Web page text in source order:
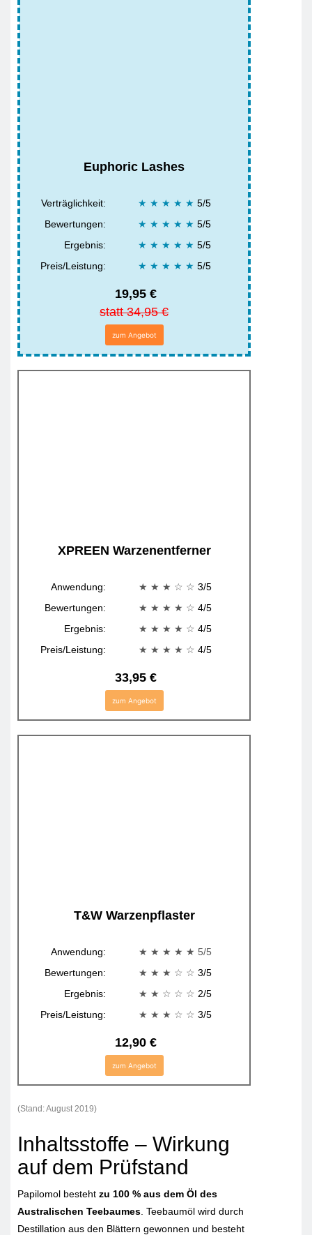
Euphoric Lashes
Verträglichkeit: ★ ★ ★ ★ ★ 5/5
Bewertungen:
★ ★ ★ ★ ★ 5/5
Ergebnis:
★ ★ ★ ★ ★ 5/5
Preis/Leistung:
★ ★ ★ ★ ★ 5/5
19,95 €
statt 34,95 €
zum Angebot
XPREEN Warzenentferner
Anwendung: ★ ★ ★ ☆ ☆ 3/5
Bewertungen:
★ ★ ★ ★ ☆ 4/5
Ergebnis:
★ ★ ★ ★ ☆ 4/5
Preis/Leistung:
★ ★ ★ ★ ☆ 4/5
33,95 €
zum Angebot
T&W Warzenpflaster
Anwendung:
★ ★ ★ ★ ★ 5/5
Bewertungen:
★ ★ ★ ☆ ☆ 3/5
Ergebnis:
★ ★ ☆ ☆ ☆ 2/5
Preis/Leistung:
★ ★ ★ ☆ ☆ 3/5
12,90 €
zum Angebot
(Stand: August 2019)
Inhaltsstoffe – Wirkung
auf dem Prüfstand
Papilomol besteht zu 100 % aus dem Öl des
Australischen Teebaumes . Teebaumöl wird durch
Destillation aus den Blättern gewonnen und besteht